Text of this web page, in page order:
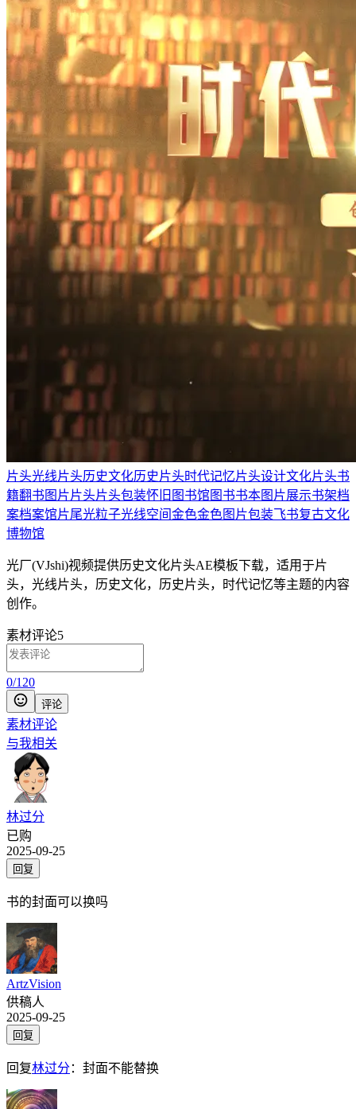
片头光线片头历史文化历史片头时代记忆片头设计文化片头书
籍翻书 图片片头片头包装怀旧 图书馆 图书书本图片展示书架档
案档案馆片尾光粒子光线空间 金色金色图片包装 飞书复古文化
博物馆
光厂(VJshi)视频提供历史文化片头AE模板 下载，适用于片
头，光线片头，历史文化，历史片头，时代记忆等主题的内容
创作。
素材评论5
0/120
评论
素材评论
与我相关
林过分
已购
2025-09-25
回复
书的封面可以换吗
ArtzVision
供稿人
2025-09-25
回复
回复林过分 ： 封面不能替换